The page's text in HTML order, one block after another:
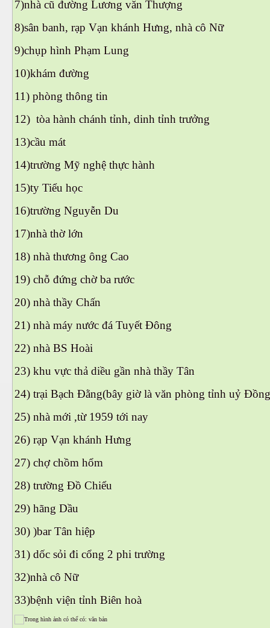
7)nhà cũ đường Lương văn Thượng
8)sân banh, rạp Vạn khánh Hưng, nhà cô Nữ
9)chụp hình Phạm Lung
10)khám đường
11) phòng thông tin
12) ‎ tòa hành chánh tỉnh, dinh tỉnh trưởng
13)cầu mát
14)trường Mỹ nghệ thực hành
15)ty Tiểu học
16)trường Nguyễn Du
17)nhà thờ lớn
18) nhà thương ông Cao
19) ‎chỗ đứng chờ ba rước
20) ‎nhà thầy Chấn
21) ‎nhà máy nước đá Tuyết Đông
22) ‎nhà BS Hoài
23) ‎khu vực thả diều gần nhà thầy Tân
24) ‎trại Bạch Đằng(bây giờ là văn phòng tỉnh uỷ
25) ‎nhà mới ,từ 1959 tới nay
26) rạp Vạn khánh Hưng
27) ‎chợ chồm hổm
28) ‎trường Đồ Chiểu
29) ‎hãng Dầu
30) )bar Tân hiệp
31) ‎dốc sỏi đi cổng 2 phi trường
32)nhà cô Nữ
33)bệnh viện tỉnh Biên hoà
phát minh